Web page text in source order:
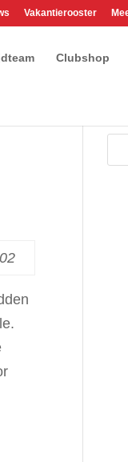
Vakantierooster
Clubshop